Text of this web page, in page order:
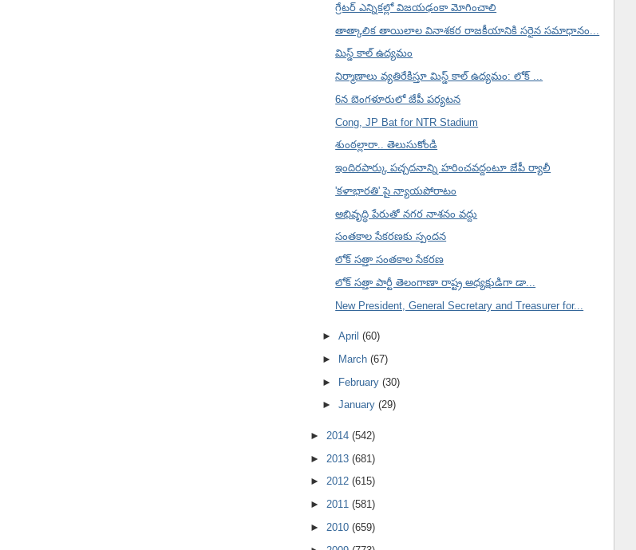
గ్రేటర్ ఎన్నికల్లో విజయఢంకా మోగించాలి
తాత్కాలిక తాయిలాల వినాశకర రాజకీయానికి సరైన సమాధానం...
మిస్డ్ కాల్ ఉద్యమం
నిర్మాణాలు వ్యతిరేకిస్తూ మిస్డ్ కాల్ ఉద్యమం: లోక్ ...
6న బెంగళూరులో జేపీ పర్యటన
Cong, JP Bat for NTR Stadium
శుంఠల్లారా.. తెలుసుకోండి
ఇందిరపార్కు పచ్చదనాన్ని హరించవద్దంటూ జేపీ ర్యాలీ
'కళాభారతి' పై న్యాయపోరాటం
అభివృద్ధి పేరుతో నగర నాశనం వద్దు
సంతకాల సేకరణకు స్పందన
లోక్ సత్తా సంతకాల సేకరణ
లోక్ సత్తా పార్టీ తెలంగాణా రాష్ట్ర అధ్యక్షుడిగా డా...
New President, General Secretary and Treasurer for...
►April(60)
►
March(67)
► February(30)
►January(29)
► 2014 (542)
► 2013 (681)
► 2012 (615)
► 2011 (581)
► 2010 (659)